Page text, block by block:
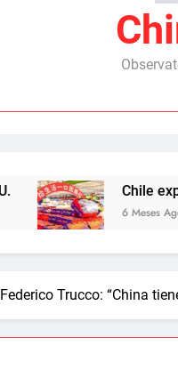
Chile exporta 113,8
6 Meses Ago
Federico Trucco: “China